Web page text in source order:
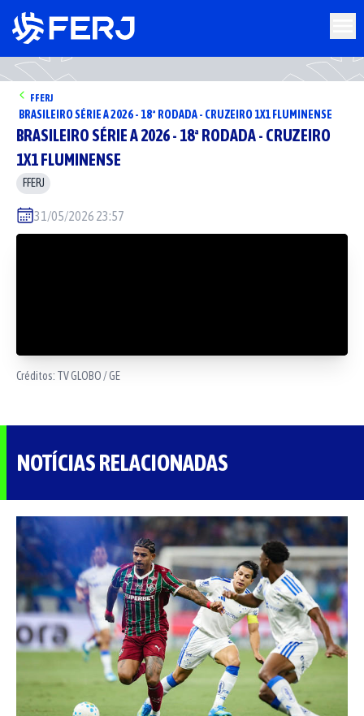
FFERJ
BRASILEIRO SÉRIE A 2026 - 18ª RODADA - CRUZEIRO 1X1 FLUMINENSE
BRASILEIRO SÉRIE A 2026 - 18ª RODADA - CRUZEIRO
1X1 FLUMINENSE
FFERJ
31/05/2026 23:57
Créditos: TV GLOBO / GE
NOTÍCIAS RELACIONADAS